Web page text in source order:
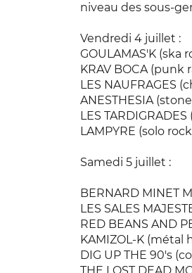
niveau des sous-
Vendredi 4 juillet :
GOULAMAS'K (ska
KRAV BOCA (punk
LES NAUFRAGES
ANESTHESIA
LES
LAMPYRE (solo
Samedi 5 juillet :
BERNARD MINET
LES SALES
RED BEANS AND
KAMIZOL-K (métal
DIG UP THE 90's